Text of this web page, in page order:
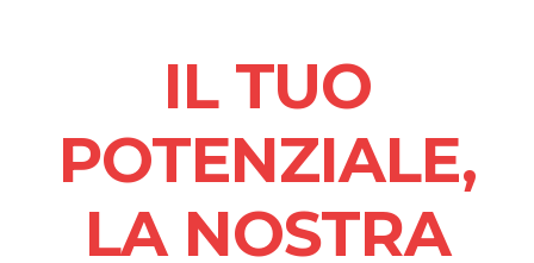
IL TUO
POTENZIALE,
LA NOSTRA